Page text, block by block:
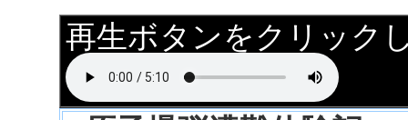
再生ボタンをクリック